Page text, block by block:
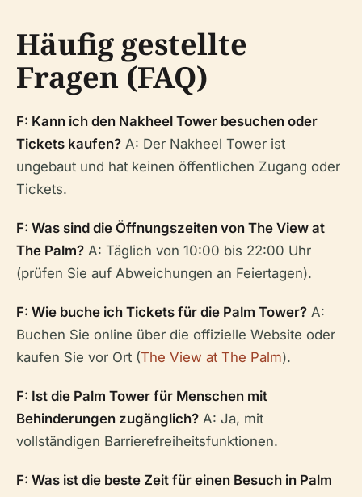
Häufig gestellte
Fragen (FAQ)
F: Kann ich den Nakheel Tower besuchen oder
Tickets kaufen? A: Der Nakheel Tower ist
ungebaut und hat keinen öffentlichen Zugang oder
Tickets.
F: Was sind die Öffnungszeiten von The View at
The Palm? A: Täglich von 10:00 bis 22:00 Uhr
(prüfen Sie auf Abweichungen an Feiertagen).
F: Wie buche ich Tickets für die Palm Tower? A:
Buchen Sie online über die offizielle Website oder
kaufen Sie vor Ort (The View at The Palm).
F: Ist die Palm Tower für Menschen mit
Behinderungen zugänglich? A: Ja, mit
vollständigen Barrierefreiheitsfunktionen.
F: Was ist die beste Zeit für einen Besuch in Palm